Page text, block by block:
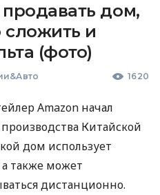
дом,
и
(фото)
1620
Amazon начал
Китайской
дом использует
также может
дистанционно.